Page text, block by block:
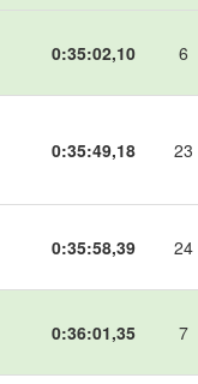
0:35:02,10 6
0:35:49,18 23
0:35:58,39 24
0:36:01,35 7